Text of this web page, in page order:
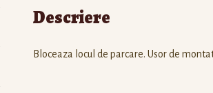
Descriere
Bloceaza locul de parcare. Usor de